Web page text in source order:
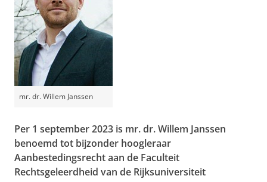
mr. dr. Willem Janssen
Per 1 september 2023 is mr. dr.Willem Janssen
benoemd tot bijzonder hoogleraar
Aanbestedingsrecht aan de Faculteit
Rechtsgeleerdheid van de Rijksuniversiteit